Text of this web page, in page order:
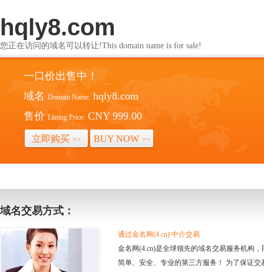
hqly8.com
您正在访问的域名可以转让!This domain name is for sale!
一口价出售中！
域名 Domain Name: hqly8.com
售价 Listing Price: CNY 999.00
立即购买 >> BUY NOW >>
域名交易方式：
通过金名网(4.cn) 中介交易
金名网(4.cn)是全球领先的域名交易服务机构
简单、安全、专业的第三方服务！ 为了保证